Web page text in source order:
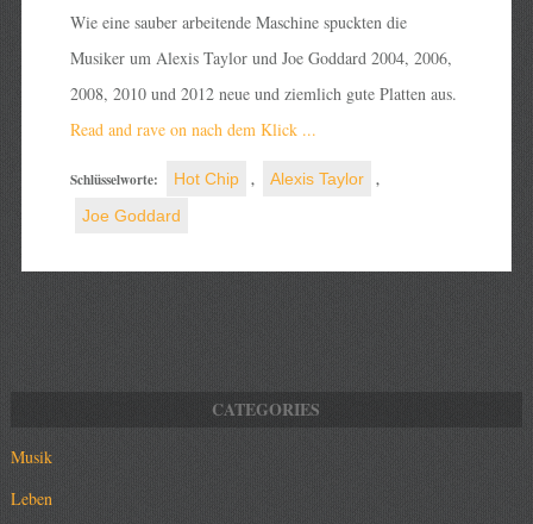
Wie eine sauber arbeitende Maschine spuckten die
Musiker um Alexis Taylor und Joe Goddard 2004, 2006,
2008, 2010 und 2012 neue und ziemlich gute Platten aus.
Read and rave on nach dem Klick ...
Schlüsselworte: Hot Chip , Alexis Taylor ,
Joe Goddard
Musik
Leben